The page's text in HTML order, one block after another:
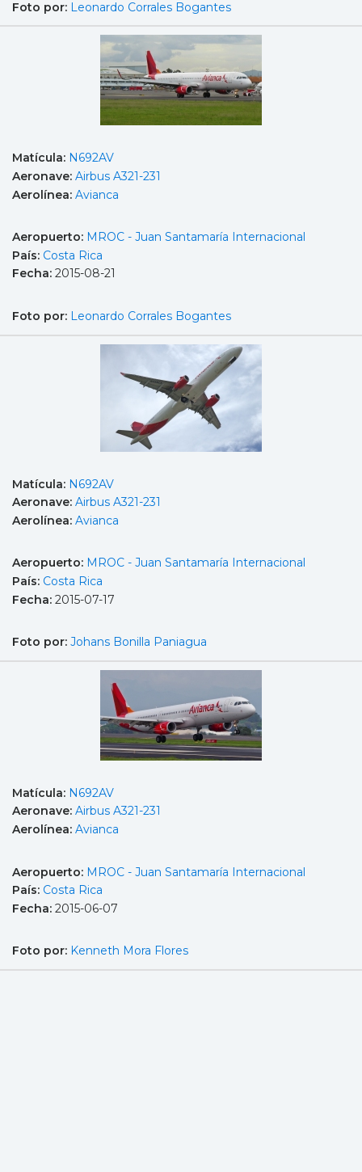
Foto por: Leonardo Corrales Bogantes
Matícula: N692AV
Aeronave: Airbus A321-231
Aerolínea: Avianca
Aeropuerto: MROC - Juan Santamaría Internacional
País: Costa Rica
Fecha: 2015-08-21
Foto por: Leonardo Corrales Bogantes
Matícula: N692AV
Aeronave: Airbus A321-231
Aerolínea: Avianca
Aeropuerto: MROC - Juan Santamaría Internacional
País: Costa Rica
Fecha: 2015-07-17
Foto por: Johans Bonilla Paniagua
Matícula: N692AV
Aeronave: Airbus A321-231
Aerolínea: Avianca
Aeropuerto: MROC - Juan Santamaría Internacional
País: Costa Rica
Fecha: 2015-06-07
Foto por: Kenneth Mora Flores